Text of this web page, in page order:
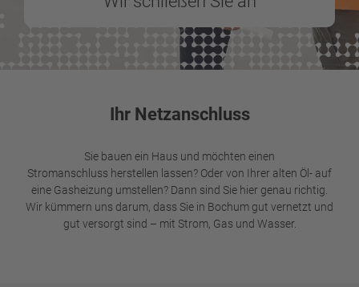
Ihr Netzanschluss
Sie bauen ein Haus und möchten einen
Stromanschluss herstellen lassen? Oder von Ihrer alten Öl- auf
eine Gasheizung umstellen? Dann sind Sie hier genau richtig.
Wir kümmern uns darum, dass Sie in Bochum gut vernetzt und
gut versorgt sind – mit Strom, Gas und Wasser.